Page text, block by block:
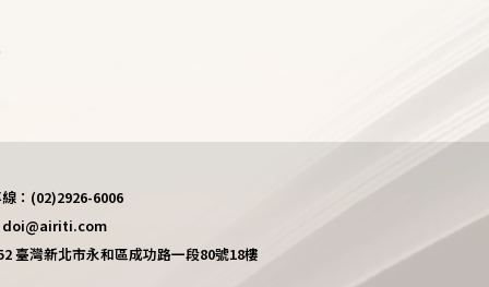
：(02)2926-6006
doi@airiti.com
臺灣新北市永和區成功路一段80號18樓